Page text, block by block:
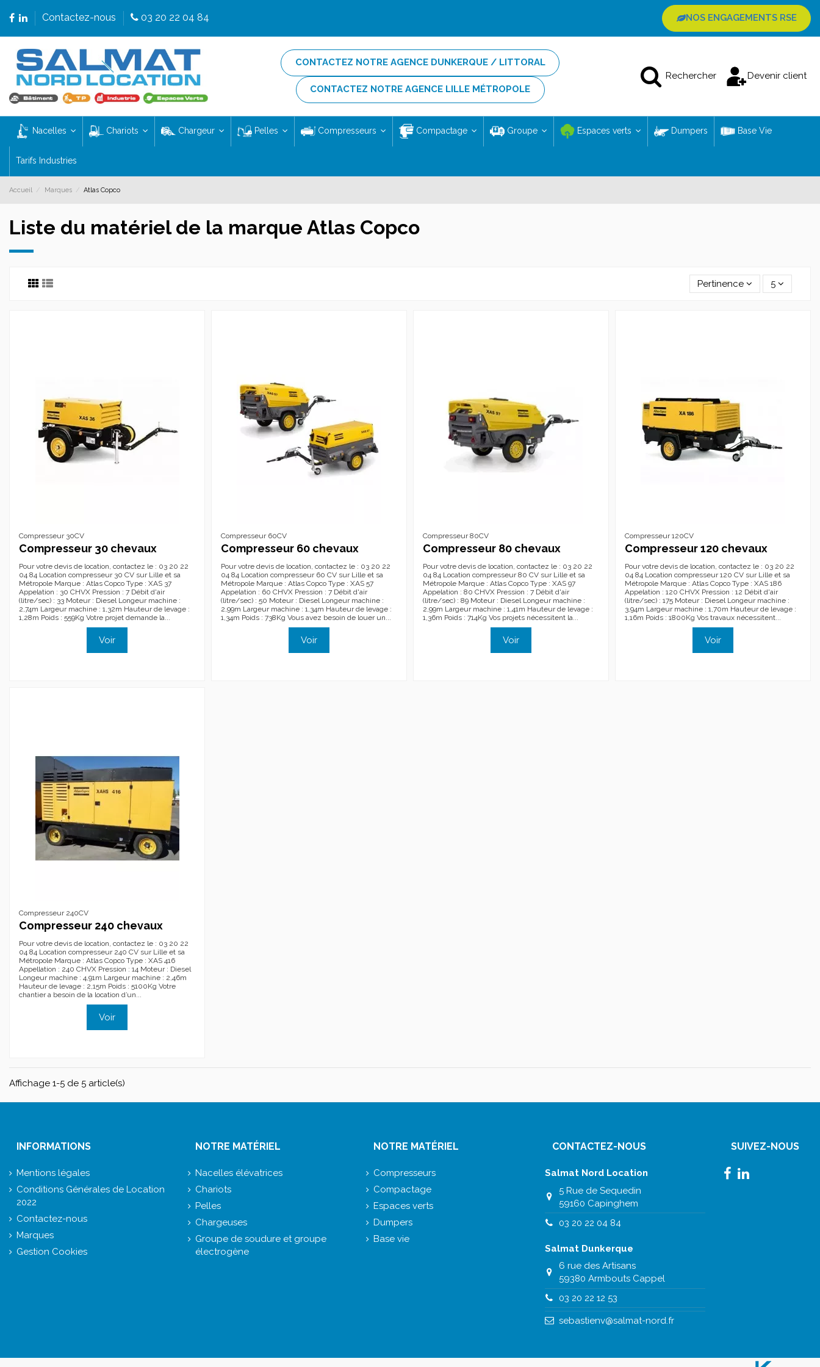
Contactez-nous 03 20 22 04 84 NOS ENGAGEMENTS RSE
CONTACTEZ NOTRE AGENCE DUNKERQUE / LITTORAL
CONTACTEZ NOTRE AGENCE LILLE MÉTROPOLE
Rechercher Devenir client
Nacelles Chariots Chargeur Pelles Compresseurs Compactage Groupe Espaces verts Dumpers Base Vie
Tarifs Industries
Accueil Marques Atlas Copco
Liste du matériel de la marque Atlas Copco
Pertinence 5
Compresseur 30CV
Compresseur 30 chevaux
Pour votre devis de location, contactez le : 03 20 22
04 84 Location compresseur 30 CV sur Lille et sa
Métropole Marque : Atlas Copco Type : XAS 37
Appelation : 30 CHVX Pression : 7 Débit d'air
(litre/sec) : 33 Moteur : Diesel Longeur machine :
2,74m Largeur machine : 1,32m Hauteur de levage :
1,28m Poids : 559Kg Votre projet demande la...
Voir
Compresseur 60CV
Compresseur 60 chevaux
Pour votre devis de location, contactez le : 03 20 22
04 84 Location compresseur 60 CV sur Lille et sa
Métropole Marque : Atlas Copco Type : XAS 57
Appelation : 60 CHVX Pression : 7 Débit d'air
(litre/sec) : 50 Moteur : Diesel Longeur machine :
2,99m Largeur machine : 1,34m Hauteur de levage :
1,34m Poids : 738Kg Vous avez besoin de louer un...
Voir
Compresseur 80CV
Compresseur 80 chevaux
Pour votre devis de location, contactez le : 03 20 22
04 84 Location compresseur 80 CV sur Lille et sa
Métropole Marque : Atlas Copco Type : XAS 97
Appelation : 80 CHVX Pression : 7 Débit d'air
(litre/sec) : 89 Moteur : Diesel Longeur machine :
2,99m Largeur machine : 1,41m Hauteur de levage :
1,36m Poids : 714Kg Vos projets nécessitent la...
Voir
Compresseur 120CV
Compresseur 120 chevaux
Pour votre devis de location, contactez le : 03 20 22
04 84 Location compresseur 120 CV sur Lille et sa
Métropole Marque : Atlas Copco Type : XAS 186
Appelation : 120 CHVX Pression : 12 Débit d'air
(litre/sec) : 175 Moteur : Diesel Longeur machine :
3,94m Largeur machine : 1,70m Hauteur de levage :
1,16m Poids : 1800Kg Vos travaux nécessitent...
Voir
Compresseur 240CV
Compresseur 240 chevaux
Pour votre devis de location, contactez le : 03 20 22
04 84 Location compresseur 240 CV sur Lille et sa
Métropole Marque : Atlas Copco Type : XAS 416
Appellation : 240 CHVX Pression : 14 Moteur : Diesel
Longeur machine : 4,91m Largeur machine : 2,46m
Hauteur de levage : 2,15m Poids : 5100Kg Votre
chantier a besoin de la location d’un...
Voir
Affichage 1-5 de 5 article(s)
INFORMATIONS
Mentions légales
Conditions Générales de Location
2022
Contactez-nous
Marques
Gestion Cookies
NOTRE MATÉRIEL
Nacelles élévatrices
Chariots
Pelles
Chargeuses
Groupe de soudure et groupe
électrogène
NOTRE MATÉRIEL
Compresseurs
Compactage
Espaces verts
Dumpers
Base vie
CONTACTEZ-NOUS
Salmat Nord Location
5 Rue de Sequedin
59160 Capinghem
03 20 22 04 84
Salmat Dunkerque
6 rue des Artisans
59380 Armbouts Cappel
03 20 22 12 53
sebastienv@salmat-nord.fr
SUIVEZ-NOUS